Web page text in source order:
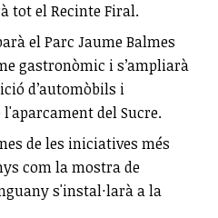
tot el Recinte Firal.
el Parc Jaume Balmes
gastronòmic i s’ampliarà
d’automòbils i
del Sucre.
de les iniciatives més
com la mostra de
s'instal·larà a la